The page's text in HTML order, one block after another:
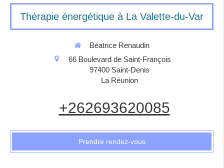
Thérapie énergétique à La Valette-du-Var
Béatrice Renaudin
66 Boulevard de Saint-François
97400 Saint-Denis
La Réunion
+262693620085
Prendre rendez-vous